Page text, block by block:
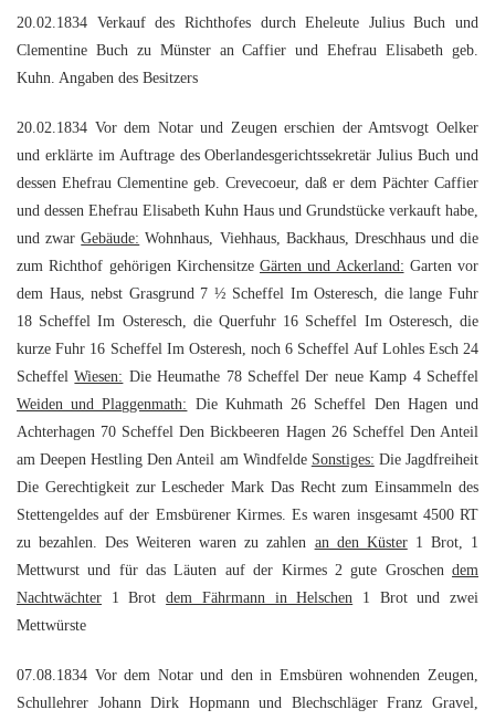
20.02.1834 Verkauf des Richthofes durch Eheleute Julius Buch und
Clementine Buch zu Münster an Caffier und Ehefrau Elisabeth geb.
Kuhn. Angaben des Besitzers
20.02.1834 Vor dem Notar und Zeugen erschien der Amtsvogt Oelker
und erklärte im Auftrage des Oberlandesgerichtssekretär Julius Buch und
dessen Ehefrau Clementine geb. Crevecoeur, daß er dem Pächter Caffier
und dessen Ehefrau Elisabeth Kuhn Haus und Grundstücke verkauft habe,
und zwarGebäude: Wohnhaus, Viehhaus, Backhaus, Dreschhaus und die
zum Richthof gehörigen Kirchensitze Gärten und Ackerland: Garten vor
dem Haus, nebst Grasgrund 7 ½ Scheffel Im Osteresch, die lange Fuhr
18 Scheffel Im Osteresch, die Querfuhr 16 Scheffel Im Osteresch, die
kurze Fuhr 16 Scheffel Im Osteresh, noch 6 Scheffel Auf Lohles Esch 24
ScheffelWiesen: Die Heumathe 78 Scheffel Der neue Kamp 4 Scheffel
Weiden und Plaggenmath: Die Kuhmath 26 Scheffel Den Hagen und
Achterhagen 70 Scheffel Den Bickbeeren Hagen 26 Scheffel Den Anteil
am Deepen Hestling Den Anteil am Windfelde Sonstiges: Die Jagdfreiheit
Die Gerechtigkeit zur Lescheder Mark Das Recht zum Einsammeln des
Stettengeldes auf der Emsbürener Kirmes. Es waren insgesamt 4500 RT
zu bezahlen. Des Weiteren waren zu zahlen an den Küster1 Brot, 1
Mettwurst und für das Läuten auf der Kirmes 2 gute Groschen dem
Nachtwächter 1 Brotdem Fährmann in Helschen 1 Brot und zwei
Mettwürste
07.08.1834 Vor dem Notar und den in Emsbüren wohnenden Zeugen,
Schullehrer Johann Dirk Hopmann und Blechschläger Franz Gravel,